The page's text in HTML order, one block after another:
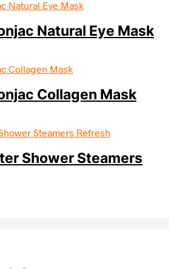
Natural Eye Mask
Collagen Mask
Shower Steamers